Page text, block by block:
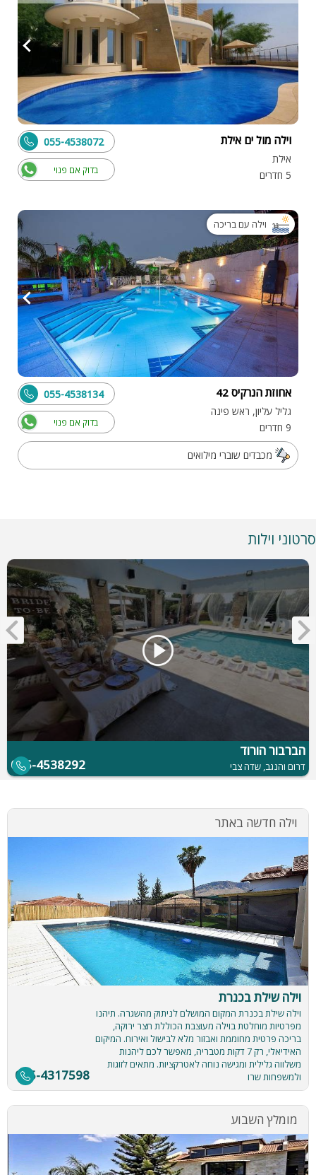
וילה מול ים אילת
אילת
5 חדרים
בדוק אם פנוי
055-4538072
וילה עם בריכה
אחוזת הנרקיס 42
גליל עליון, ראש פינה
9 חדרים
בדוק אם פנוי
055-4538134
מכבדים שוברי מילואים
סרטוני וילות
הברבור הורוד
דרום והנגב, שדה צבי 055-4538292
וילה חדשה באתר
וילה שילת בכנרת
וילה שילת בכנרת המקום המושלם לניתוק מהשגרה. תיהנו
מפרטיות מוחלטת בוילה מעוצבת הכוללת חצר ירוקה,
בריכה פרטית מחוממת ואבזור מלא לבישול ואירוח. המיקום
האידיאלי, רק 7 דקות מטבריה, מאפשר לכם ליהנות
משלווה גלילית ומגישה נוחה לאטרקציות. מתאים לזוגות
ולמשפחות שרו
055-4317598
מומלץ השבוע